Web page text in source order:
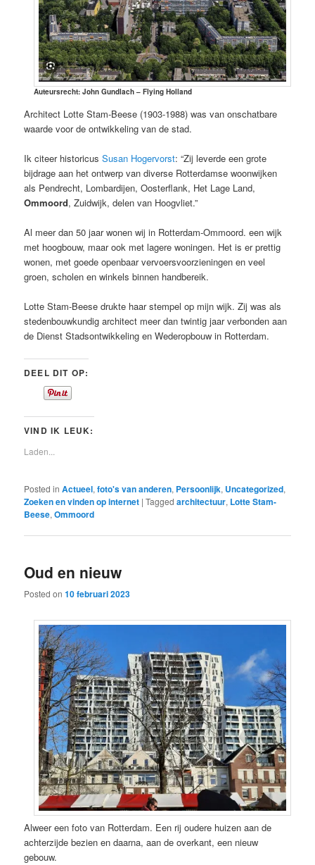
Auteursrecht: John Gundlach – Flying Holland
Architect Lotte Stam-Beese (1903-1988) was van onschatbare
waarde voor de ontwikkeling van de stad.
Ik citeer historicusSusan Hogervorst: “Zij leverde een grote
bijdrage aan het ontwerp van diverse Rotterdamse woonwijken
als Pendrecht, Lombardijen, Oosterflank, Het Lage Land,
Ommoord, Zuidwijk, delen van Hoogvliet.”
Al meer dan 50 jaar wonen wij in Rotterdam-Ommoord. een wijk
met hoogbouw, maar ook met lagere woningen. Het is er prettig
wonen, met goede openbaar vervoersvoorzieningen en veel
groen, scholen en winkels binnen handbereik.
Lotte Stam-Beese drukte haar stempel op mijn wijk. Zij was als
stedenbouwkundig architect meer dan twintig jaar verbonden aan
de Dienst Stadsontwikkeling en Wederopbouw in Rotterdam.
DEEL DIT OP:
VIND IK LEUK:
Laden...
Posted in Actueel,foto's van anderen, Persoonlijk, Uncategorized,
Zoeken en vinden op internet |Tagged architectuur, Lotte Stam-
Beese,Ommoord
Oud en nieuw
Posted on10 februari 2023
Alweer een foto van Rotterdam. Een rij oudere huizen aan de
achterzijde bezien en daarna, aan de overkant, een nieuw
gebouw.